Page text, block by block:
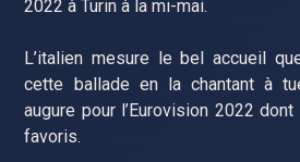
2022 à Turin à la mi-mai.
L’italien mesure le bel accueil
cette ballade en la chantant à
augure pour l’Eurovision 2022
favoris.